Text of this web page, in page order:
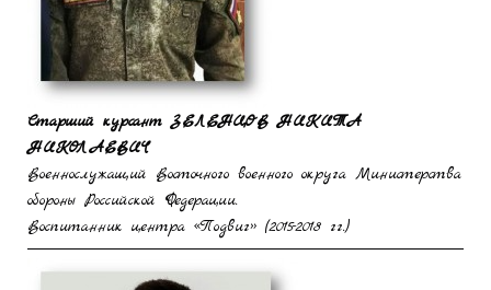
Старший курсантЗЕЛЕНЦОВНИКИТА
НИКОЛАЕВИЧ
Военнослужащий Восточного военного округа Министерства
обороны Российской Федерации.
Воспитанник центра «Подвиг» (2015-2018 гг.)